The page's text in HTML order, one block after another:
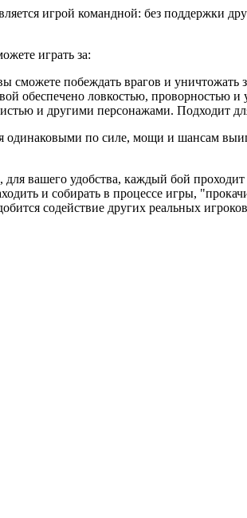
игрой командной: без поддержки
играть за:
побеждать врагов и уничтожать
обеспечено ловкостью, проворностью
и другими персонажами. Подходит
по силе, мощи и шансам
вашего удобства, каждый бой
и собирать в процессе игры,
содействие других реальных